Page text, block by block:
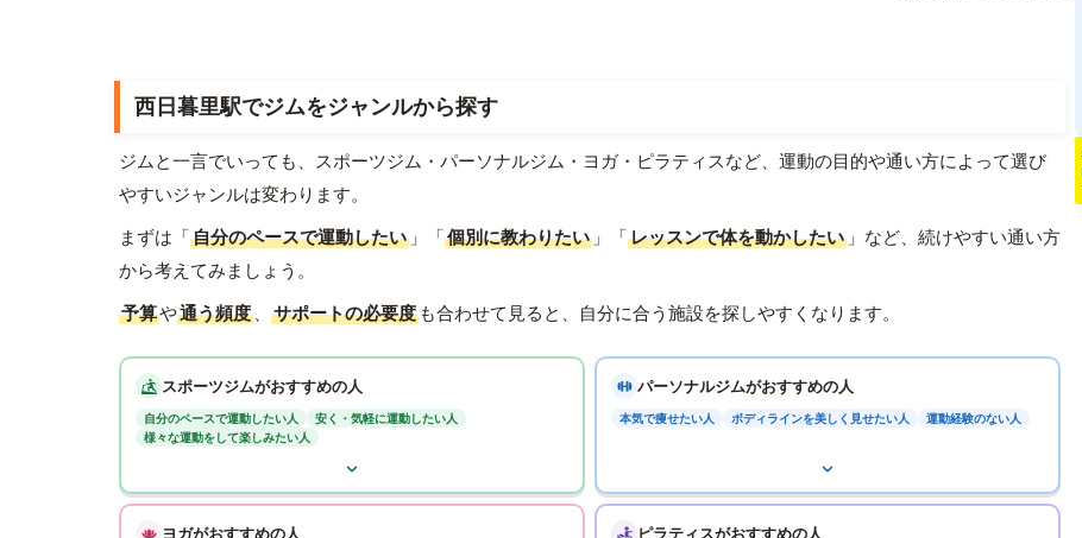
西日暮里駅でジムをジャンルから探す
ジムと一言でいっても、スポーツジム・パーソナルジム・ヨガ・ピラティスなど、運動の目的や通い方によって選び
やすいジャンルは変わります。
まずは「自分のペースで運動したい 」「個別に教わりたい 」「レッスンで体を動かしたい 」など、続けやすい通い方
から考えてみましょう。
予算や通う頻度 、 サポートの必要度 も合わせて見ると、自分に合う施設を探しやすくなります。
スポーツジムがおすすめの人
自分のペースで運動したい人
安く・気軽に運動したい人
様々な運動をして楽しみたい人
パーソナルジムがおすすめの人
本気で痩せたい人 ボディラインを美しく見せたい人 運動経験のない人
ヨガがおすすめの人 ピラティスがおすすめの人